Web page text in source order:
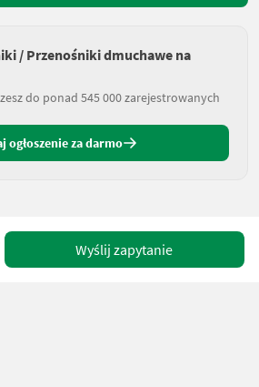
/ Przenośniki dmuchawe na
do ponad 545 000 zarejestrowanych
ogłoszenie za darmo
Wyślij zapytanie